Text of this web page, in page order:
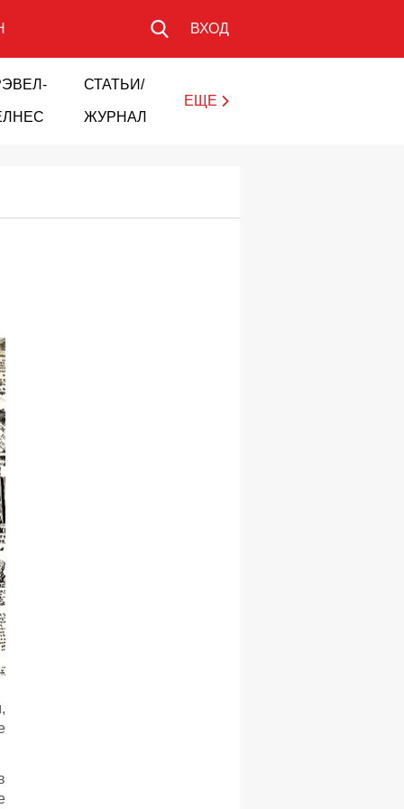
ВХОД
СТАТЬИ/
ЖУРНАЛ
ЕЩЕ